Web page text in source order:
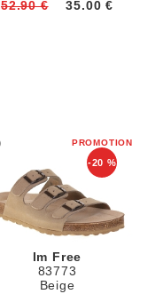
52.90 €
35.00 €
-20 %
Im Free
83773
Beige